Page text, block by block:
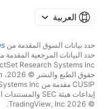
العربية
حدد بيانات السوق المقدمة من
Research Systems Inc.
CUSIP مقدمة من FactSet Research Systems Inc. جميع الحقوق محفوظة.
إيداعات هيئة SEC والمستندات الأخرى مقدمة من
© 2026 TradingView, Inc.